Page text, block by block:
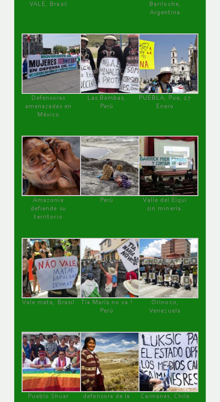
VALE, Brasil
Bariloche,
Argentina
Defensoras
amenazadas en
México
Las Bambas,
Perú
PUEBLA, Pue, 27
Enero
Amazonía
defiende su
territorio
Perú
Valle del Elqui
sin minería.
Vale mata, Brasil
Tía María no va !
Perú
Orinoco,
Venezuela
Pueblo Shuar
defensora de la
Caimanes, Chile